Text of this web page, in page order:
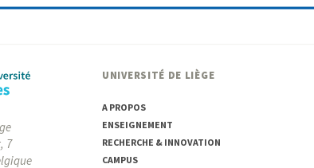
7
UNIVERSITÉ DE LIÈGE
A PROPOS
ENSEIGNEMENT
RECHERCHE & INNOVATION
CAMPUS